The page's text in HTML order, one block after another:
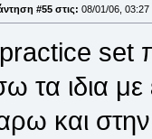
#55 στις: 08/01/06, 03:27
set
τα ιδια με
και στην